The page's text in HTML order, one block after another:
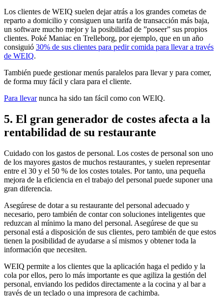
Los clientes de WEIQ suelen dejar atrás a los grandes cometas de
reparto a domicilio y consiguen una tarifa de transacción más baja,
un software mucho mejor y la posibilidad de ”poseer” sus propios
clientes. Poké Maniac en Trelleborg, por ejemplo, que en un año
consiguió 30% de sus clientes para pedir comida para llevar a través
de WEIQ.
También puede gestionar menús paralelos para llevar y para comer,
de forma muy fácil y clara para el cliente.
Para llevarnunca ha sido tan fácil como con WEIQ.
5. El gran generador de costes afecta a la
rentabilidad de su restaurante
Cuidado con los gastos de personal. Los costes de personal son uno
de los mayores gastos de muchos restaurantes, y suelen representar
entre el 30 y el 50 % de los costes totales. Por tanto, una pequeña
mejora de la eficiencia en el trabajo del personal puede suponer una
gran diferencia.
Asegúrese de dotar a su restaurante del personal adecuado y
necesario, pero también de contar con soluciones inteligentes que
reduzcan al mínimo la mano del personal. Asegúrese de que su
personal está a disposición de sus clientes, pero también de que estos
tienen la posibilidad de ayudarse a sí mismos y obtener toda la
información que necesiten.
WEIQ permite a los clientes que la aplicación haga el pedido y la
cola por ellos, pero lo más importante es que agiliza la gestión del
personal, enviando los pedidos directamente a la cocina y al bar a
través de un teclado o una impresora de cachimba.